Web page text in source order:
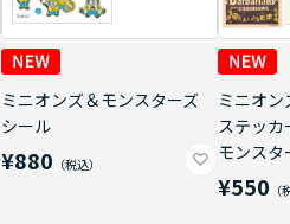
ミニオンズ＆モンスターズ
シール
¥880
ミニオ
ステッ
モンスタ
¥550